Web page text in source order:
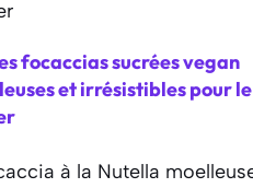
focaccias sucrées vegan
et irrésistibles pour le